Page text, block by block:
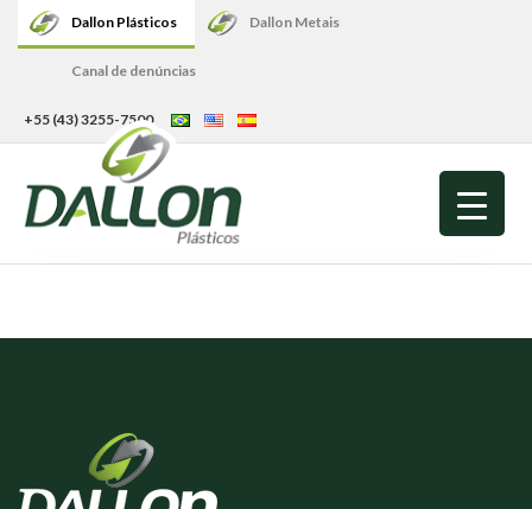
Dallon Plásticos Dallon Metais
Canal de denúncias
+55 (43) 3255-7500